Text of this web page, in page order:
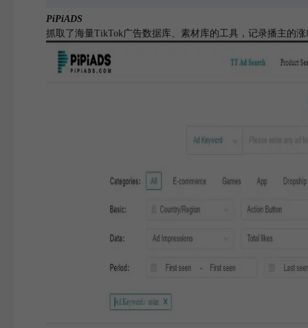
PiPiADS
抓取了海量TikTok广告数据库、素材库的工具，记录播主的